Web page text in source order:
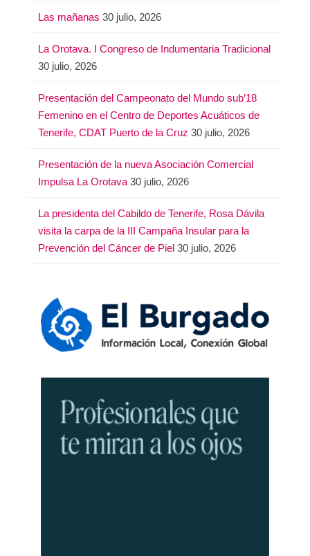
Las mañanas 30 julio, 2026
La Orotava. I Congreso de Indumentaria Tradicional
30 julio, 2026
Presentación del Campeonato del Mundo sub’18
Femenino en el Centro de Deportes Acuáticos de
Tenerife, CDAT Puerto de la Cruz 30 julio, 2026
Presentación de la nueva Asociación Comercial
Impulsa La Orotava 30 julio, 2026
La presidenta del Cabildo de Tenerife, Rosa Dávila
visita la carpa de la III Campaña Insular para la
Prevención del Cáncer de Piel 30 julio, 2026